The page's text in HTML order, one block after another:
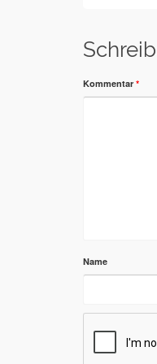
Kommentar *
Name